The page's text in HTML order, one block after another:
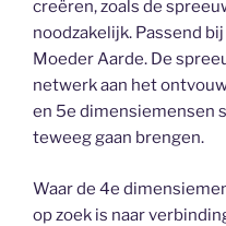
creëren, zoals de
noodzakelijk. Passend
Moeder Aarde. De
netwerk aan het
en 5e dimensiemensen
teweeg gaan brengen.
Waar de 4e
op zoek is naar